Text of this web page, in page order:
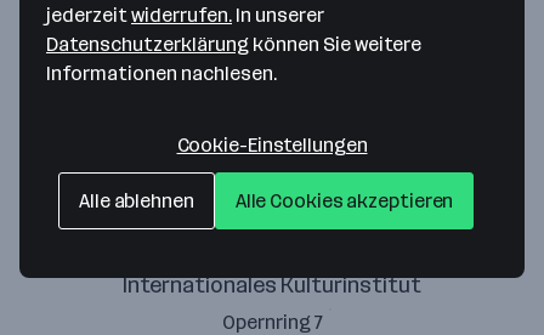
Bitte stimme unseren Cookie-
Richtlinien zu, um diese Karte
anzuzeigen.
Internationales Kulturinstitut
Opernring 7
jederzeitwiderrufen. In unserer
Datenschutzerklärung können Sie weitere
Informationen nachlesen.
Cookie-Einstellungen
Alle ablehnen Alle Cookies akzeptieren